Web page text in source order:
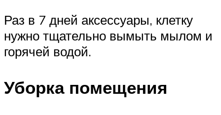
Раз в 7 дней аксессуары, клетку
нужно тщательно вымыть мылом и
горячей водой.
Уборка помещения